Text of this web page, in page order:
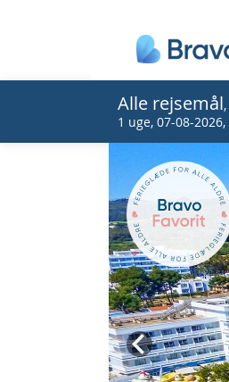
Alle rejsemål,
1 uge, 07-08-2026,
Prev